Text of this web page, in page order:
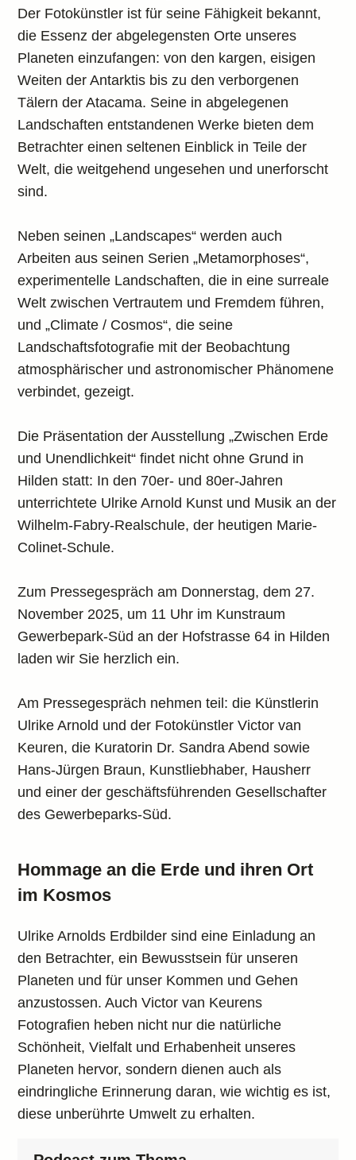
Der Fotokünstler ist für seine Fähigkeit bekannt,
die Essenz der abgelegensten Orte unseres
Planeten einzufangen: von den kargen, eisigen
Weiten der Antarktis bis zu den verborgenen
Tälern der Atacama. Seine in abgelegenen
Landschaften entstandenen Werke bieten dem
Betrachter einen seltenen Einblick in Teile der
Welt, die weitgehend ungesehen und unerforscht
sind.
Neben seinen „Landscapes“ werden auch
Arbeiten aus seinen Serien „Metamorphoses“,
experimentelle Landschaften, die in eine surreale
Welt zwischen Vertrautem und Fremdem führen,
und „Climate / Cosmos“, die seine
Landschaftsfotografie mit der Beobachtung
atmosphärischer und astronomischer Phänomene
verbindet, gezeigt.
Die Präsentation der Ausstellung „Zwischen Erde
und Unendlichkeit“ findet nicht ohne Grund in
Hilden statt: In den 70er- und 80er-Jahren
unterrichtete Ulrike Arnold Kunst und Musik an der
Wilhelm-Fabry-Realschule, der heutigen Marie-
Colinet-Schule.
Zum Pressegespräch am Donnerstag, dem 27.
November 2025, um 11 Uhr im Kunstraum
Gewerbepark-Süd an der Hofstrasse 64 in Hilden
laden wir Sie herzlich ein.
Am Pressegespräch nehmen teil: die Künstlerin
Ulrike Arnold und der Fotokünstler Victor van
Keuren, die Kuratorin Dr. Sandra Abend sowie
Hans-Jürgen Braun, Kunstliebhaber, Hausherr
und einer der geschäftsführenden Gesellschafter
des Gewerbeparks-Süd.
Hommage an die Erde und ihren Ort
im Kosmos
Ulrike Arnolds Erdbilder sind eine Einladung an
den Betrachter, ein Bewusstsein für unseren
Planeten und für unser Kommen und Gehen
anzustossen. Auch Victor van Keurens
Fotografien heben nicht nur die natürliche
Schönheit, Vielfalt und Erhabenheit unseres
Planeten hervor, sondern dienen auch als
eindringliche Erinnerung daran, wie wichtig es ist,
diese unberührte Umwelt zu erhalten.